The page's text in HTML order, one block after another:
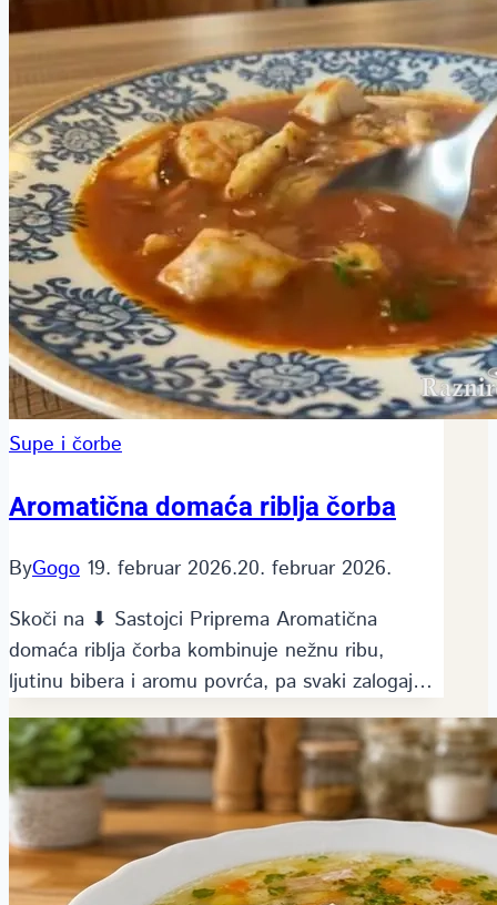
Supe i čorbe
Aromatična domaća riblja čorba
ByGogo 19. februar 2026.20. februar 2026.
Skoči na ⬇ Sastojci Priprema Aromatična
domaća riblja čorba kombinuje nežnu ribu,
ljutinu bibera i aromu povrća, pa svaki zalogaj…